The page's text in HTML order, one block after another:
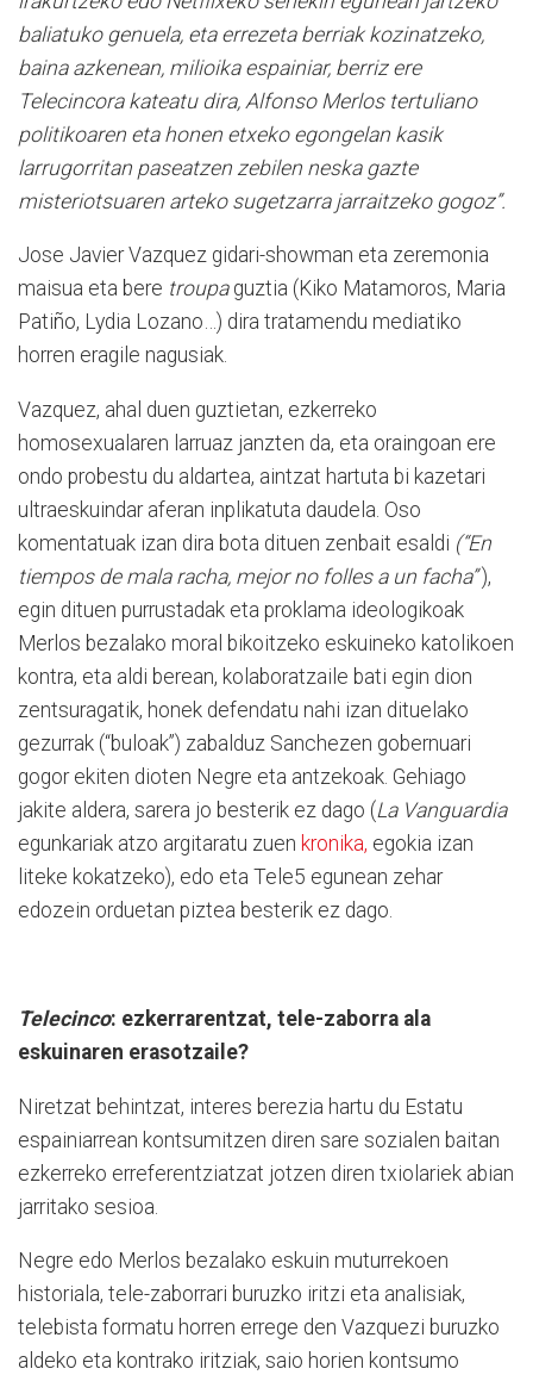
baliatuko genuela, eta errezeta berriak kozinatzeko,
baina azkenean, milioika espainiar, berriz ere
Telecincora kateatu dira, Alfonso Merlos tertuliano
politikoaren eta honen etxeko egongelan kasik
larrugorritan paseatzen zebilen neska gazte
misteriotsuaren arteko sugetzarra jarraitzeko gogoz”.
Jose Javier Vazquez gidari-showman eta zeremonia
maisua eta bere troupaguztia (Kiko Matamoros, Maria
Patiño, Lydia Lozano…) dira tratamendu mediatiko
horren eragile nagusiak.
Vazquez, ahal duen guztietan, ezkerreko
homosexualaren larruaz janzten da, eta oraingoan ere
ondo probestu du aldartea, aintzat hartuta bi kazetari
ultraeskuindar aferan inplikatuta daudela. Oso
komentatuak izan dira bota dituen zenbait esaldi (“En
tiempos de mala racha, mejor no folles a un facha”),
egin dituen purrustadak eta proklama ideologikoak
Merlos bezalako moral bikoitzeko eskuineko katolikoen
kontra, eta aldi berean, kolaboratzaile bati egin dion
zentsuragatik, honek defendatu nahi izan dituelako
gezurrak (“buloak”) zabalduz Sanchezen gobernuari
gogor ekiten dioten Negre eta antzekoak. Gehiago
jakite aldera, sarera jo besterik ez dago (La Vanguardia
egunkariak atzo argitaratu zuen kronika, egokia izan
liteke kokatzeko), edo eta Tele5 egunean zehar
edozein orduetan piztea besterik ez dago.
Telecinco: ezkerrarentzat, tele-zaborra ala
eskuinaren erasotzaile?
Niretzat behintzat, interes berezia hartu du Estatu
espainiarrean kontsumitzen diren sare sozialen baitan
ezkerreko erreferentziatzat jotzen diren txiolariek abian
jarritako sesioa.
Negre edo Merlos bezalako eskuin muturrekoen
historiala, tele-zaborrari buruzko iritzi eta analisiak,
telebista formatu horren errege den Vazquezi buruzko
aldeko eta kontrako iritziak, saio horien kontsumo